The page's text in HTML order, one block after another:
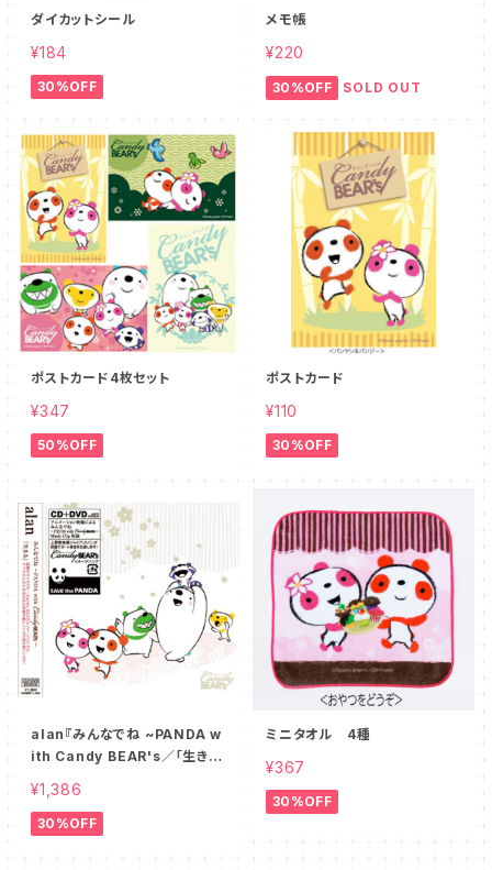
ダイカットシール
¥184
30%OFF
メモ帳
¥220
30%OFF SOLD OUT
ポストカード4枚セット
¥347
50%OFF
ポストカード
¥110
30%OFF
alan『みんなでね ~PANDA w
ith Candy BEAR's／「生き
¥1,386
30%OFF
ミニタオル 4種
¥367
30%OFF